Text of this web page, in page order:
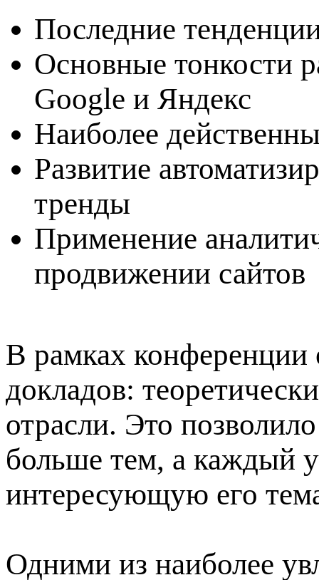
Последние
Основные тонкости
Google и Яндекс
Наиболее
Развитие
тренды
Применение
продвижении сайтов
В рамках конференции
докладов:
отрасли. Это
больше тем, а каждый
интересующую его
Одними из наиболее